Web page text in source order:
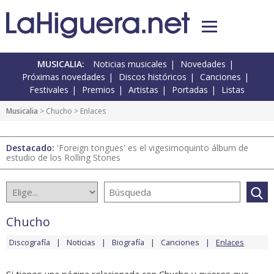
MUSICALIA: Noticias musicales
Novedades
Próximas novedades
Discos históricos
Canciones
Festivales
Premios Artistas Portadas Listas
Musicalia > Chucho > Enlaces
Destacado: 'Foreign tongues' es el vigesimoquinto álbum de
estudio de los Rolling Stones
Chucho
Discografía Noticias Biografía Canciones Enlaces